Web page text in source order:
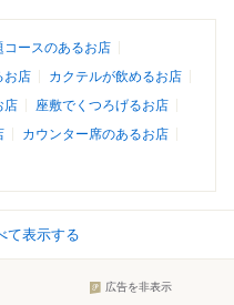
コースのあるお店
お店
カクテルが飲めるお店
店
座敷でくつろげるお店
カウンター席のあるお店
て表示する
広告を非表示